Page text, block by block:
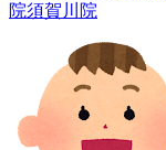
院須賀川院